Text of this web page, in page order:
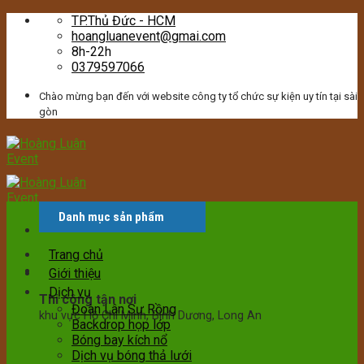
Skip
TP.Thủ Đức - HCM
hoangluanevent@gmai.com
8h-22h
0379597066
Chào mừng bạn đến với website công ty tổ chức sự kiện uy tín tại sài
gòn
Thi công tận nơi
khu vực Hồ Chí Minh, Bình Dương, Long An
Danh mục sản phẩm
Trang chủ
Giới thiệu
Dịch vụ
Đoàn Lân Sư Rồng
Backdrop họp lớp
Bóng bay kích nổ
Dịch vụ bóng thả lưới